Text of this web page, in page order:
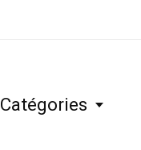
Catégories